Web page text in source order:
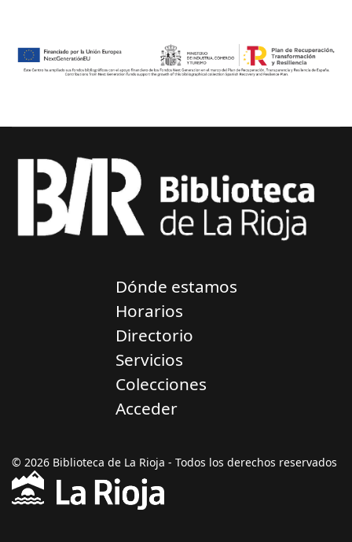
Dónde estamos
Horarios
Directorio
Servicios
Colecciones
Acceder
© 2026 Biblioteca de La Rioja - Todos los derechos reservados